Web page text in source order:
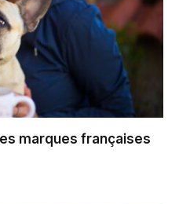
marques françaises